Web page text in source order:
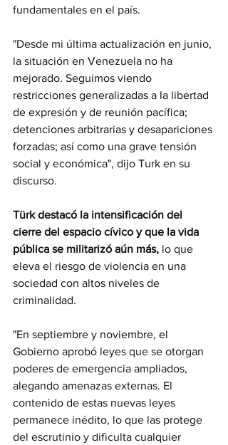
fundamentales en el país.
"Desde mi última actualización en junio,
la situación en Venezuela no ha
mejorado. Seguimos viendo
restricciones generalizadas a la libertad
de expresión y de reunión pacífica;
detenciones arbitrarias y desapariciones
forzadas; así como una grave tensión
social y económica", dijo Turk en su
discurso.
Türk destacó la intensificación del
cierre del espacio cívico y que la vida
pública se militarizó aún más, lo que
eleva el riesgo de violencia en una
sociedad con altos niveles de
criminalidad.
"En septiembre y noviembre, el
Gobierno aprobó leyes que se otorgan
poderes de emergencia ampliados,
alegando amenazas externas. El
contenido de estas nuevas leyes
permanece inédito, lo que las protege
del escrutinio y dificulta cualquier